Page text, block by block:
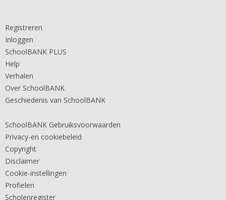
Registreren
Inloggen
SchoolBANK PLUS
Help
Verhalen
Over SchoolBANK
Geschiedenis van SchoolBANK
SchoolBANK Gebruiksvoorwaarden
Privacy-en cookiebeleid
Copyright
Disclaimer
Cookie-instellingen
Profielen
Scholenregister